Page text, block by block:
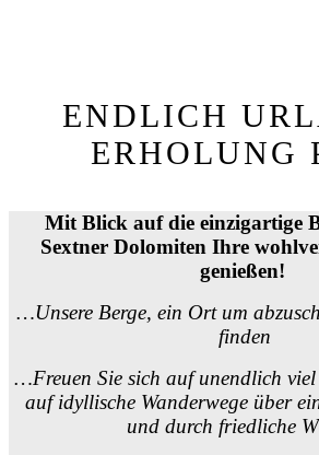
ENDLICH
ERHOLUNG
Mit Blick auf die einzigartige
Sextner Dolomiten Ihre
genießen!
…Unsere Berge, ein Ort um
finden
…Freuen Sie sich auf unendlich
auf idyllische Wanderwege über
und durch friedliche